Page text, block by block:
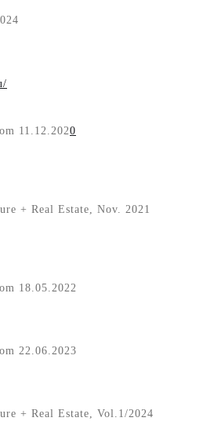
11.12.2020
+ Real Estate, Nov. 2021
18.05.2022
22.06.2023
+ Real Estate, Vol.1/2024